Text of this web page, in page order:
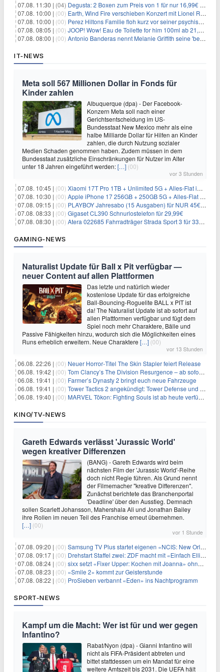
07.08. 11:30 | (04) Degusta: 2 Boxen zum Preis von 1 für nur 16,99€ inkl. Versand
07.08. 10:00 | (00) Earth, Wind Fire verschieben Konzert mit Lionel Richie nach medizinischem Notfall
07.08. 10:00 | (00) Perez Hiltons Familie floh kurz vor seiner psychischen Krise aus dem Haus
07.08. 08:05 | (00) JOOP! Wow! Eau de Toilette for him 100ml ab 21,84€ im Sparabo
07.08. 08:00 | (00) Antonio Banderas nennt Melanie Griffith seine 'beste Freundin'
IT-NEWS
Meta soll 567 Millionen Dollar in Fonds für
Kinder zahlen
Albuquerque (dpa) - Der Facebook-
Konzern Meta soll nach einer
Gerichtsentscheidung im US-
Bundesstaat New Mexico mehr als eine
halbe Milliarde Dollar für Hilfen an Kinder
zahlen, die durch Nutzung sozialer
Medien Schaden genommen haben. Zudem müssen in dem
Bundesstaat zusätzliche Einschränkungen für Nutzer im Alter
unter 18 Jahren eingeführt werden:[…] (00)
vor 3 Stunden
07.08. 10:45 | (00) Xiaomi 17T Pro 1TB + Unlimited 5G + Alles-Flat im o2 Netz für 29,99€/Monat – eff. 1,15€/Monat
07.08. 10:30 | (00) Apple iPhone 17 256GB + 250GB 5G + Alles-Flat im Telekom-Netz für 34€/Monat – eff. 6,29€/Monat
07.08. 09:15 | (00) PLAYBOY Jahresabo (15 Ausgaben) für NUR 45€ (statt 198€)
07.08. 08:33 | (00) Gigaset CL390 Schnurlostelefon für 29,99€
07.08. 08:30 | (00) Atera 022685 Fahrradträger Strada Sport 3 für 337,48€
GAMING-NEWS
Naturalist Update für Ball x Pit verfügbar —
neuer Content auf allen Plattformen
Das letzte und natürlich wieder
kostenlose Update für das erfolgreiche
Ball-Bouncing-Roguelite BALL x PIT ist
da! The Naturalist Update ist ab sofort auf
allen Plattformen verfügbar und fügt dem
Spiel noch mehr Charaktere, Bälle und
Passive Fähigkeiten hinzu, wodurch sich die Möglichkeiten eines
Runs erheblich erweitern. Neue Charaktere […] (00)
vor 13 Stunden
06.08. 22:26 | (00) Neuer Horror‑Titel The Skin Stapler feiert Release
06.08. 19:42 | (00) Tom Clancy’s The Division Resurgence – ab sofort für euch verfügbar
06.08. 19:41 | (00) Farmer’s Dynasty 2 bringt euch neue Fahrzeuge
06.08. 19:41 | (00) Tower Tactics 2 angekündigt: Tower Defense und Deckbuilding Kombo kehrt zurück
06.08. 19:40 | (00) MARVEL Tōkon: Fighting Souls ist ab heute verfügbar
KINO/TV-NEWS
Gareth Edwards verlässt 'Jurassic World'
wegen kreativer Differenzen
(BANG) - Gareth Edwards wird beim
nächsten Film der 'Jurassic World'-Reihe
doch nicht Regie führen. Als Grund nennt
der Filmemacher "kreative Differenzen".
Zunächst berichtete das Branchenportal
'Deadline' über den Ausstieg. Demnach
sollen Scarlett Johansson, Mahershala Ali und Jonathan Bailey
ihre Rollen im neuen Teil des Franchise erneut übernehmen.
[…] (00)
vor 1 Stunde
07.08. 09:20 | (00) Samsung TV Plus startet eigenen «NCIS: New Orleans»-Sender
07.08. 09:17 | (00) Drehstart Staffel zwei: ZDF macht mit «Einfach Elli» weiter
07.08. 08:24 | (00) sixx setzt «Fixer Upper: Kochen mit Joanna» ohne Pause fort
07.08. 08:23 | (00) «Smile 2» kommt zur Geisterstunde
07.08. 08:22 | (00) ProSieben verbannt «Eden» ins Nachtprogramm
SPORT-NEWS
Kampf um die Macht: Wer ist für und wer gegen
Infantino?
Rabat/Nyon (dpa) - Gianni Infantino will
nicht als FIFA-Präsident abtreten und
bittet stattdessen um ein Mandat für eine
weitere Amtszeit bis 2031. Die UEFA hält